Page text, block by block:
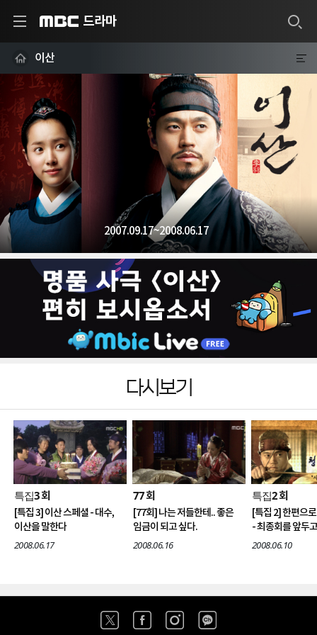
드라마
이산
2007.09.17~2008.06.17
다시보기
특집3회
[특집 3] 이산 스페셜 - 대수,
이산을 말한다
2008.06.17
77회
[77회] 나는 저들한테.. 좋은
임금이 되고 싶다.
2008.06.16
특집2회
[특집 2] 한편으
- 최종회를 앞두고
2008.06.10